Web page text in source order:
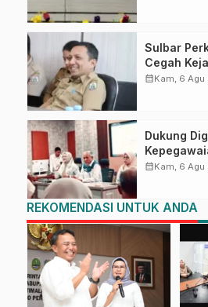
Sulbar
Cegah
Scamming
calendar_monthKam, 6 Agu
Dukung
Sulbar
calendar_monthKam, 6 Agu
REKOMENDASI UNTUK ANDA